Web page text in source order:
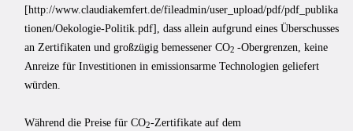
[http://www.claudiakemfert.de/fileadmin/user_upload/pdf/pdf_publika
tionen/Oekologie-Politik.pdf], dass allein aufgrund eines Überschusses
an Zertifikaten und großzügig bemessener CO2 -Obergrenzen, keine
Anreize für Investitionen in emissionsarme Technologien geliefert
würden.
Während die Preise für CO2-Zertifikate auf dem